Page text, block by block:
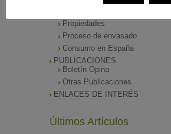
ENVASADO DE ACEITE
Propiedades
Proceso de envasado
Consumo en España
PUBLICACIONES
Boletín Opina
Otras Publicaciones
ENLACES DE INTERÉS
Últimos Artículos